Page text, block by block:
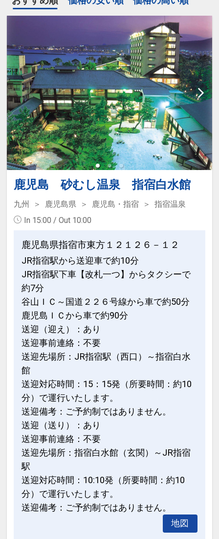
鹿児島 砂むし温泉 指宿白水館
九州 鹿児島県 鹿児島・指宿
指宿温泉
In 15:00 / Out 10:00
鹿児島県指宿市東方１２１２６－１２
JR指宿駅から送迎車で約10分
JR指宿駅下車【改札一つ】からタクシーで
約7分
谷山ＩＣ～国道２２６号線から車で約50分
鹿児島ＩＣから車で約90分
送迎（迎え）：あり
送迎事前連絡：不要
送迎先場所：JR指宿駅（西口）～指宿白水
館
送迎対応時間：15：15発（所要時間：約10
分）で運行いたします。
送迎備考：ご予約制ではありません。
送迎（送り）：あり
送迎事前連絡：不要
送迎先場所：指宿白水館（玄関）～JR指宿
駅
送迎対応時間：10:10発（所要時間：約10
分）で運行いたします。
送迎備考：ご予約制ではありません。
地図